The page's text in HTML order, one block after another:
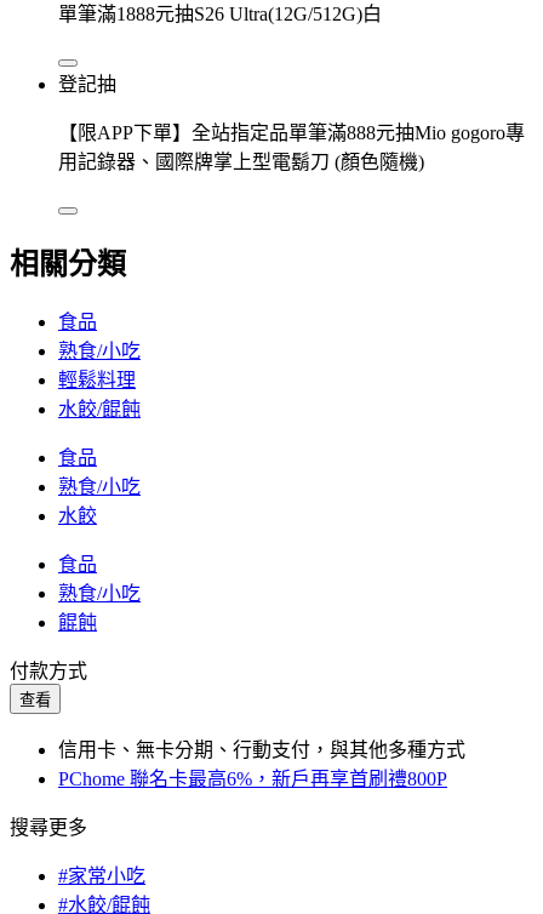
單筆滿1888元抽S26 Ultra(12G/512G)白
登記抽
【限APP下單】全站指定品單筆滿888元抽Mio gogoro專
用記錄器、國際牌掌上型電鬍刀 (顏色隨機)
相關分類
食品
熟食/小吃
輕鬆料理
水餃/餛飩
食品
熟食/小吃
水餃
食品
熟食/小吃
餛飩
付款方式
查看
信用卡、無卡分期、行動支付，與其他多種方式
PChome 聯名卡最高6%，新戶再享首刷禮800P
搜尋更多
#家常小吃
#水餃/餛飩